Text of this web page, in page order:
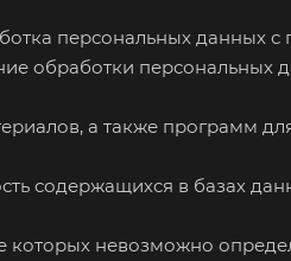
персональных данных
обработки персональных
а также программ
содержащихся в базах
которых невозможно